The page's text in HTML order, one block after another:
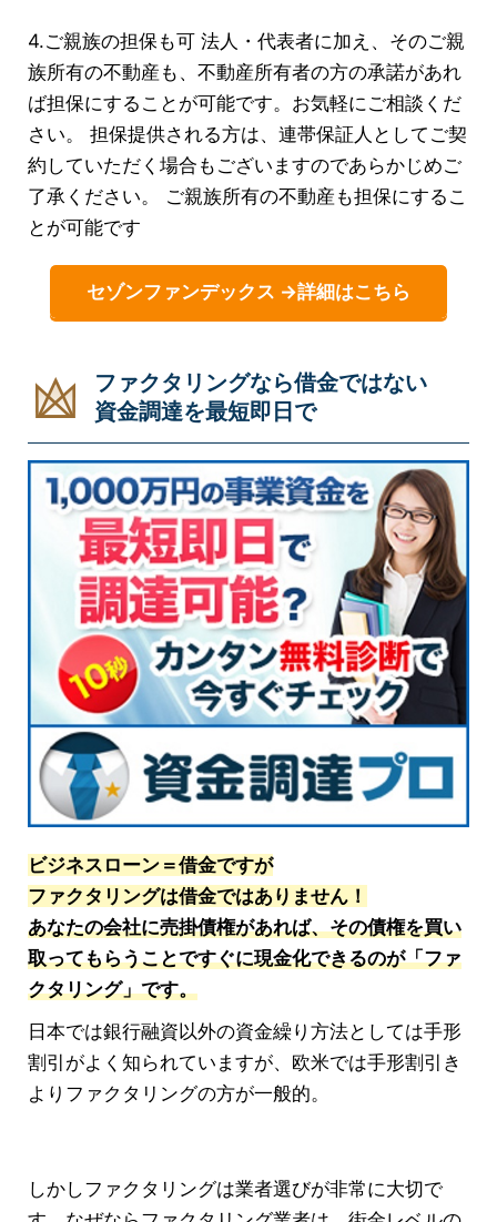
4.ご親族の担保も可 法人・代表者に加え、そのご親
族所有の不動産も、不動産所有者の方の承諾があれ
ば担保にすることが可能です。お気軽にご相談くだ
さい。 担保提供される方は、連帯保証人としてご契
約していただく場合もございますのであらかじめご
了承ください。 ご親族所有の不動産も担保にするこ
とが可能です
セゾンファンデックス →詳細はこちら
ファクタリングなら借金ではない
資金調達を最短即日で
ビジネスローン＝借金ですが
ファクタリングは借金ではありません！
あなたの会社に売掛債権があれば、その債権を買い
取ってもらうことですぐに現金化できるのが「ファ
クタリング」です。
日本では銀行融資以外の資金繰り方法としては手形
割引がよく知られていますが、欧米では手形割引き
よりファクタリングの方が一般的。
しかしファクタリングは業者選びが非常に大切で